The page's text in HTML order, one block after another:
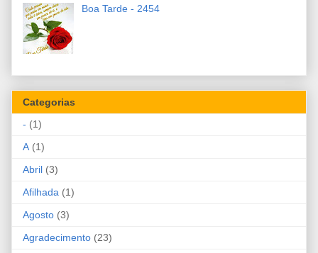
Boa Tarde - 2454
Categorias
- (1)
A (1)
Abril (3)
Afilhada (1)
Agosto (3)
Agradecimento (23)